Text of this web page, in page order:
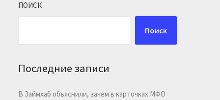
ПОИСК
Поиск
Последние записи
В Займхаб объяснили, зачем в карточках МФО